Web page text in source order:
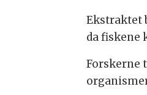
Ekstraktet
da fiskene
Forskerne